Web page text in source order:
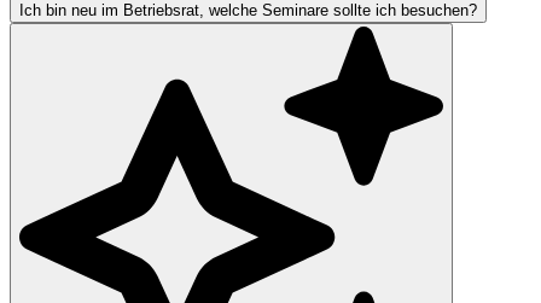
Ich bin neu im Betriebsrat, welche Seminare sollte ich besuchen?